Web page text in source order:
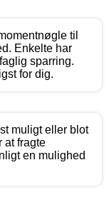
til
Enkelte har
sparring.
for dig.
muligt eller blot
at fragte
en mulighed